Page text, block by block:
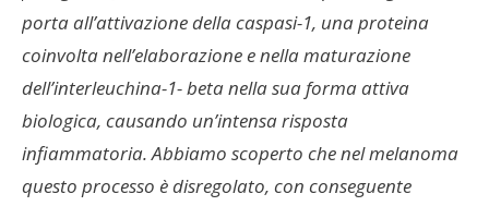
porta all’attivazione della caspasi-1, una proteina
coinvolta nell’elaborazione e nella maturazione
dell’interleuchina-1- beta nella sua forma attiva
biologica, causando un’intensa risposta
infiammatoria. Abbiamo scoperto che nel melanoma
questo processo è disregolato, con conseguente